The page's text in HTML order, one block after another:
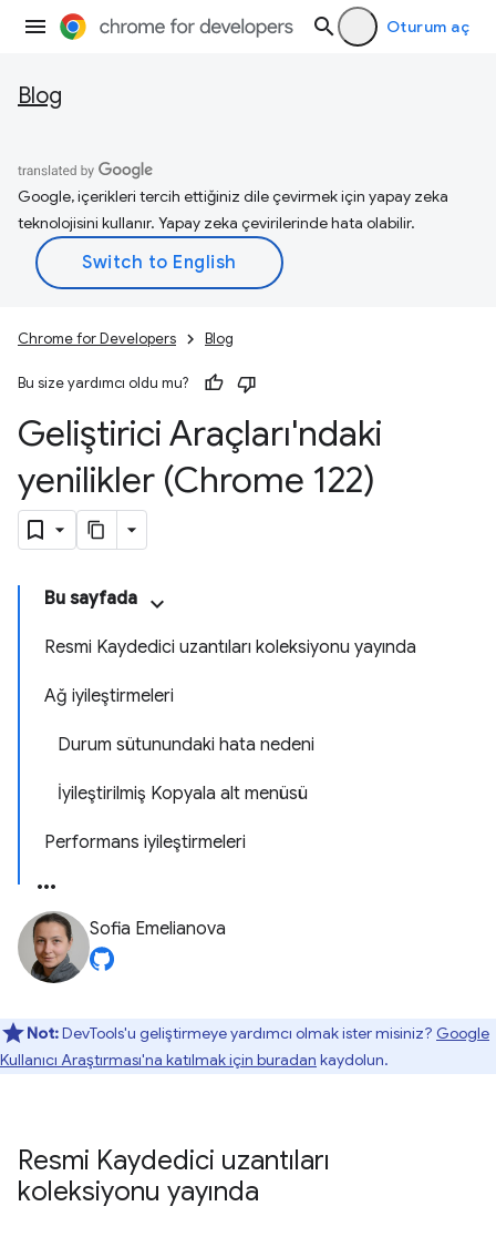
Oturum aç
Blog
Google, içerikleri tercih ettiğiniz dile çevirmek için yapay zeka
teknolojisini kullanır. Yapay zeka çevirilerinde hata olabilir.
Chrome for Developers Blog
Bu size yardımcı oldu mu?
Geliştirici Araçları'ndaki
yenilikler (Chrome 122)
Bu sayfada
Resmi Kaydedici uzantıları koleksiyonu yayında
Ağ iyileştirmeleri
Durum sütunundaki hata nedeni
İyileştirilmiş Kopyala alt menüsü
Performans iyileştirmeleri
Sofia Emelianova
Not:DevTools'u geliştirmeye yardımcı olmak ister misiniz? Google
Kullanıcı Araştırması'na katılmak için buradan kaydolun.
Resmi Kaydedici uzantıları
koleksiyonu yayında